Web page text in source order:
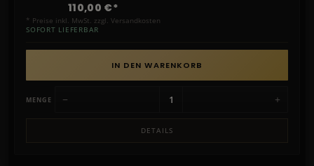
110,00 €*
* Preise inkl. MwSt. zzgl. Versandkosten
SOFORT LIEFERBAR
MENGE − +
IN DEN WARENKORB
DETAILS